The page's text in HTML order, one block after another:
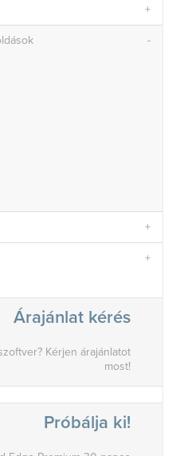
Árajánlat kérés
Kérjen árajánlatot
most!
Próbálja ki!